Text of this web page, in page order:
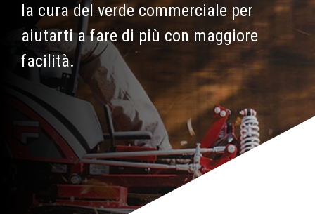
la cura del verde commerciale per
aiutarti a fare di più con maggiore
facilità.